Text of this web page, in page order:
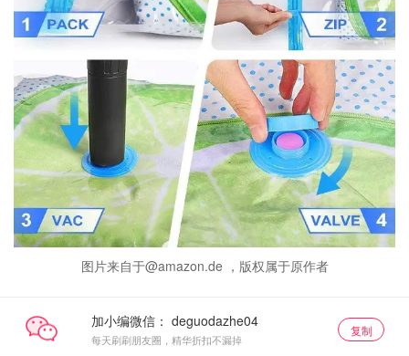
图片来自于@amazon.de ，版权属于原作者
加小编微信：
每天刷刷朋友圈，精华折扣不漏掉
复制